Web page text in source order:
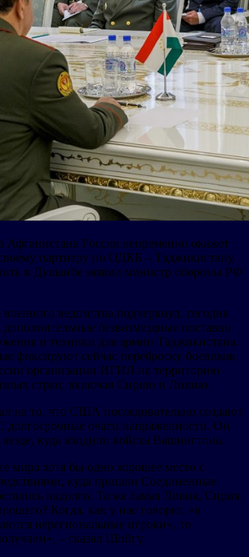
Афганистана Россия непременно окажет
партнеру по ОДКБ – Таджикистану.
в Душанбе заявил министр обороны РФ
военного ведомства подчеркнул, сегодня
безвозмездные поставки
и техники для армии Таджикистана.
фиксируют сейчас переброску боевиков
организации ИГИЛ на территорию
стран, включая Сирию и Ливию.
на то, что США последовательно создают
очаги напряженности. Он
куда входили войска Вашингтона.
мира хотя бы одно хорошее место с
куда пришли Соединенные
надолго. Та же самая Ливия, Сирия.
Когда, как у нас говорят, «в
нерегиональные игроки», то
– сказал Шойгу.